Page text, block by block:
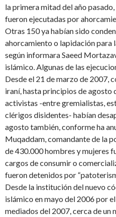
la primera mitad del año
fueron ejecutadas por
Otras 150 ya habían sido
ahorcamiento o lapidación para
según informara Saeed
islámico. Algunas de las
Desde el 21 de marzo de 2007,
iraní, hasta principios de agosto
activistas -entre gremialistas,
clérigos disidentes- habían
agosto también, conforme ha
Muqaddam, comandante de la
de 430.000 hombres y mujeres
cargos de consumir o
fueron detenidos por
Desde la institución del nuevo
islámico en mayo del 2006 por
mediados del 2007, cerca de un